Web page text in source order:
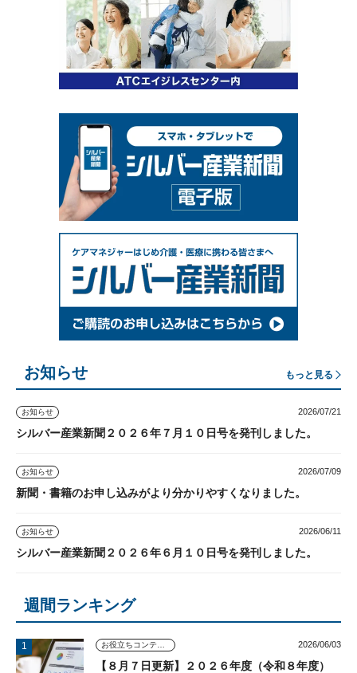
お知らせ もっと見る
お知らせ 2026/07/21
シルバー産業新聞２０２６年７月１０日号を発刊しました。
お知らせ 2026/07/09
新聞・書籍のお申し込みがより分かりやすくなりました。
お知らせ 2026/06/11
シルバー産業新聞２０２６年６月１０日号を発刊しました。
週間ランキング
2026/06/03
【８月７日更新】２０２６年度（令和８年度）